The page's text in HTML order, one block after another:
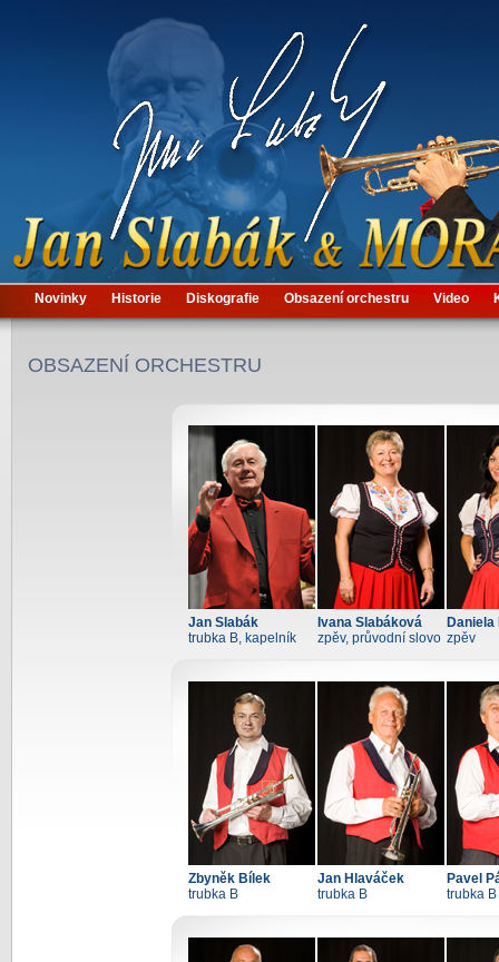
Novinky Historie Diskografie Obsazení orchestru Video
OBSAZENÍ ORCHESTRU
Jan Slabák
trubka B, kapelník
Ivana Slabáková
zpěv, průvodní slovo
Daniela
zpěv
Zbyněk Bílek
trubka B
Jan Hlaváček
trubka B
Pavel
trubka B